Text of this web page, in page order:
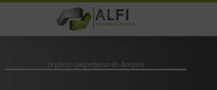
Passer
depileur-paquetiseur-de-briques